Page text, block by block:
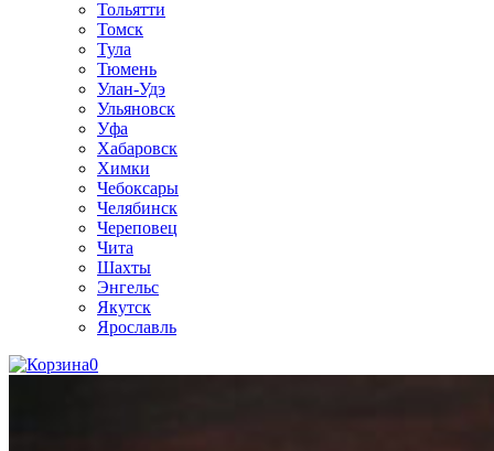
Тольятти
Томск
Тула
Тюмень
Улан-Удэ
Ульяновск
Уфа
Хабаровск
Химки
Чебоксары
Челябинск
Череповец
Чита
Шахты
Энгельс
Якутск
Ярославль
0